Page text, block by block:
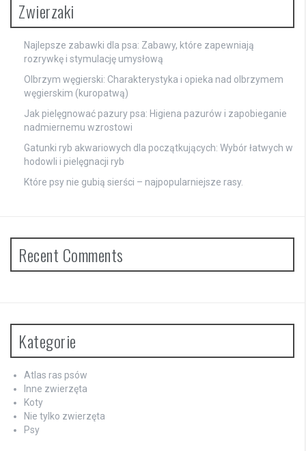
Zwierzaki
Najlepsze zabawki dla psa: Zabawy, które zapewniają
rozrywkę i stymulację umysłową
Olbrzym węgierski: Charakterystyka i opieka nad olbrzymem
węgierskim (kuropatwą)
Jak pielęgnować pazury psa: Higiena pazurów i zapobieganie
nadmiernemu wzrostowi
Gatunki ryb akwariowych dla początkujących: Wybór łatwych w
hodowli i pielęgnacji ryb
Które psy nie gubią sierści – najpopularniejsze rasy.
Recent Comments
Kategorie
Atlas ras psów
Inne zwierzęta
Koty
Nie tylko zwierzęta
Psy